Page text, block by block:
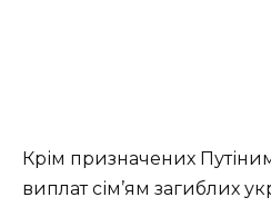
Крім призначених
виплат сім’ям загиблих